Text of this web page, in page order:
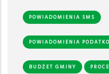
POWIADOMIENIA SMS
POWIADOMIENIA
BUDŻET GMINY